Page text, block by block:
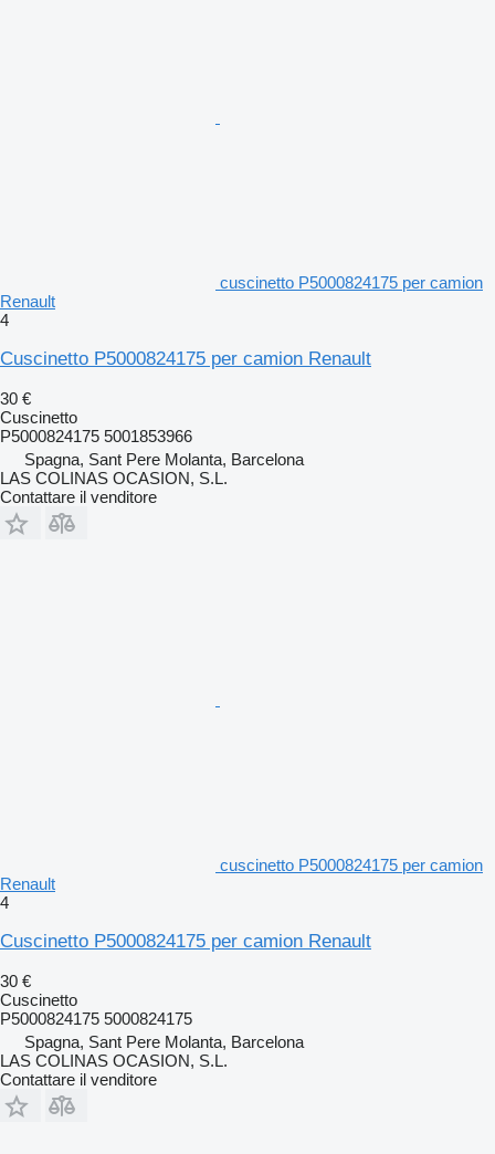
cuscinetto P5000824175 per camion
Renault
4
Cuscinetto P5000824175 per camion Renault
30 €
Cuscinetto
P5000824175 5001853966
Spagna, Sant Pere Molanta, Barcelona
LAS COLINAS OCASION, S.L.
Contattare il venditore
cuscinetto P5000824175 per camion
Renault
4
Cuscinetto P5000824175 per camion Renault
30 €
Cuscinetto
P5000824175 5000824175
Spagna, Sant Pere Molanta, Barcelona
LAS COLINAS OCASION, S.L.
Contattare il venditore